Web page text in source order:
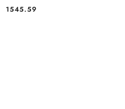
Cena:
1545.59